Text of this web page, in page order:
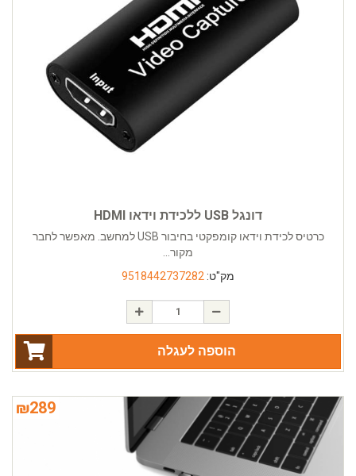
דונגל USB ללכידת וידאו HDMI
כרטיס לכידת וידאו קומפקטי בחיבור USB למחשב. מאפשר לחבר
מקור...
מק"ט: 9518442737282
הוספה לעגלה
₪289